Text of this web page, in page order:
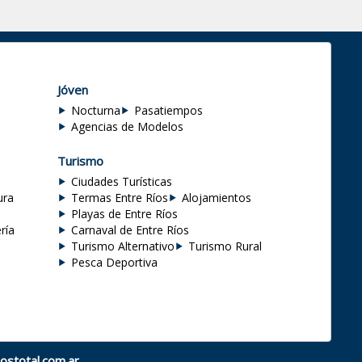
Jóven
Nocturna
Pasatiempos
Agencias de Modelos
Turismo
Ciudades Turísticas
Termas Entre Ríos
Alojamientos
Playas de Entre Ríos
Carnaval de Entre Ríos
Turismo Alternativo
Turismo Rural
Pesca Deportiva